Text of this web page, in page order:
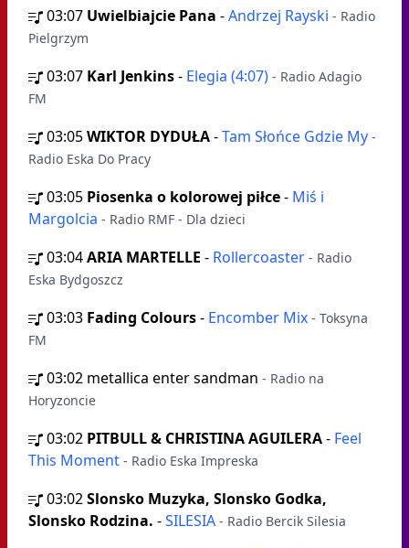
03:07 Uwielbiajcie Pana -Andrzej Rayski - Radio
Pielgrzym
03:07 Karl Jenkins- Elegia (4:07) - Radio Adagio
FM
03:05WIKTOR DYDUŁA-Tam Słońce Gdzie My -
Radio Eska Do Pracy
03:05 Piosenka o kolorowej piłce- Miś i
Margolcia - Radio RMF - Dla dzieci
03:04ARIA MARTELLE - Rollercoaster - Radio
Eska Bydgoszcz
03:03 Fading Colours- Encomber Mix - Toksyna
FM
03:02 metallica enter sandman - Radio na
Horyzoncie
03:02 PITBULL & CHRISTINA AGUILERA- Feel
This Moment - Radio Eska Impreska
03:02Slonsko Muzyka, Slonsko Godka,
Slonsko Rodzina. -SILESIA - Radio Bercik Silesia